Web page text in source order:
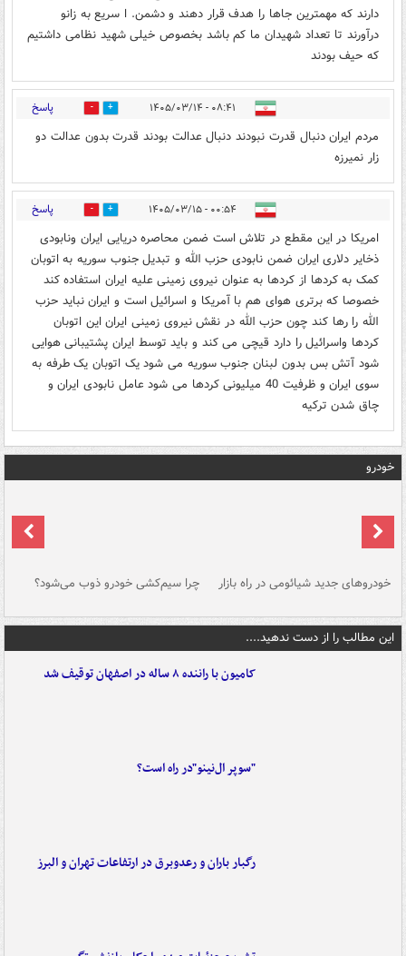
دارند که مهمترین جاها را هدف قرار دهند و دشمن. ا سریع به زانو
درآورند تا تعداد شهیدان ما کم باشد بخصوص خیلی شهید نظامی داشتیم
که حیف بودند
۰۸:۴۱ - ۱۴۰۵/۰۳/۱۴ 0 پاسخ
مردم ایران دنبال قدرت نبودند دنبال عدالت بودند قدرت بدون عدالت دو
زار نمیرزه
۰۰:۵۴ - ۱۴۰۵/۰۳/۱۵ 0 پاسخ
امریکا در این مقطع در تلاش است ضمن محاصره دریایی ایران ونابودی
ذخایر دلاری ایران ضمن نابودی حزب الله و تبدیل جنوب سوریه به اتوبان
کمک به کردها از کردها به عنوان نیروی زمینی علیه ایران استفاده کند
خصوصا که برتری هوای هم با آمریکا و اسرائیل است و ایران نباید حزب
الله را رها کند چون حزب الله در نقش نیروی زمینی ایران این اتوبان
کردها واسرائیل را دارد قیچی می کند و باید توسط ایران پشتیبانی هوایی
شود آتش بس بدون لبنان جنوب سوریه می شود یک اتوبان یک طرفه به
سوی ایران و ظرفیت 40 میلیونی کردها می شود عامل نابودی ایران و
چاق شدن ترکیه
خودرو
خودروهای جدید شیائومی در راه بازار چرا سیم‌کشی خودرو ذوب می‌شود؟
این مطالب را از دست ندهید....
کامیون با راننده ۸ ساله در اصفهان توقیف شد
"سوپر ال‌نینو"در راه است؟
رگبار باران و رعدوبرق در ارتفاعات تهران و البرز